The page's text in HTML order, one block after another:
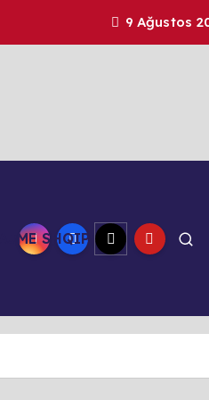
9 Ağustos
SHQIP